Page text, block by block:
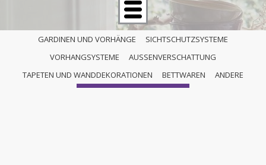
GARDINEN UND VORHÄNGE
SICHTSCHUTZSYSTEME
VORHANGSYSTEME
AUSSENVERSCHATTUNG
TAPETEN UND WANDDEKORATIONEN
BETTWAREN ANDERE
ANDERE